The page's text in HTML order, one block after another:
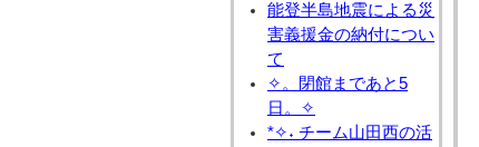
能登半島地震による災
害義援金の納付につい
て
✧。閉館まであと5
日。✧
*✧˖ チーム山田西の活